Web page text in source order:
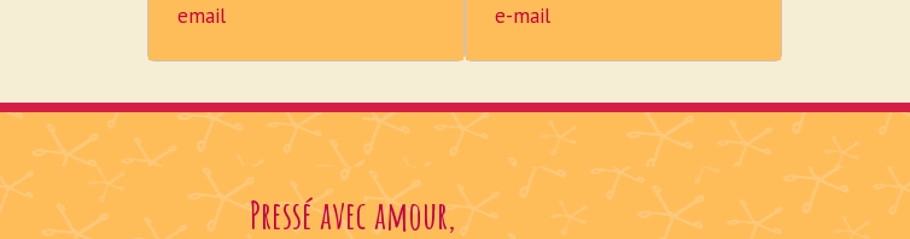
email
e-mail
Pressé avec amour,